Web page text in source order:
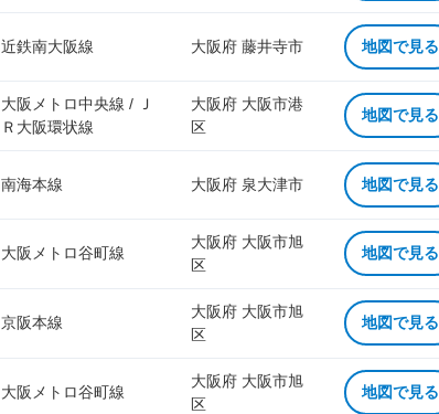
近鉄南大阪線 大阪府 藤井寺市 地図で見る
大阪メトロ中央線 / Ｊ
Ｒ大阪環状線
大阪府 大阪市港
区
地図で見る
南海本線 大阪府 泉大津市 地図で見る
大阪メトロ谷町線
大阪府 大阪市旭
区
地図で見る
京阪本線
大阪府 大阪市旭
区
地図で見る
大阪メトロ谷町線
大阪府 大阪市旭
区
地図で見る